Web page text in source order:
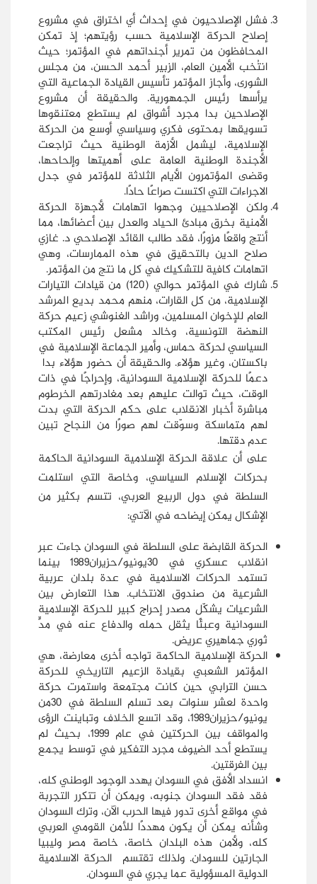
فشل الإصلاحيون في إحداث أي اختراق في مشروع
إصلاح الحركة الإسلامية حسب رؤيتهم؛ إذ تمكن
المحافظون من تمرير أجنداتهم في المؤتمر؛ حيث
انتُخب الأمين العام، الزبير أحمد الحسن، من مجلس
الشورى، وأجاز المؤتمر تأسيس القيادة الجماعية التي
يرأسها رئيس الجمهورية. والحقيقة أن مشروع
الإصلاحين بدا مجرد أشواق لم يستطع معتنقوها
تسويقها بمحتوى فكري وسياسي أوسع من الحركة
الإسلامية، ليشمل الأزمة الوطنية حيث تراجعت
الأجندة الوطنية العامة على أهميتها وإلحاحها،
وقضى المؤتمرون الأيام الثلاثة للمؤتمر في جدل
الاجراءات التي اكتست صراعًا حادًا.
ولكن الإصلاحيين وجهوا اتهامات لأجهزة الحركة
الأمنية بخرق مبادئ الحياد والعدل بين أعضائها، مما
أنتج واقعًا مزورًا، فقد طالب القائد الإصلاحي د. غازي
صلاح الدين بالتحقيق في هذه الممارسات، وهي
اتهامات كافية للتشكيك في كل ما نتج من المؤتمر.
شارك في المؤتمر حوالي (120) من قيادات التيارات
الإسلامية، من كل القارات، منهم محمد بديع المرشد
العام للإخوان المسلمين، وراشد الغنوشي زعيم حركة
النهضة التونسية، وخالد مشعل رئيس المكتب
السياسي لحركة حماس، وأمير الجماعة الإسلامية في
باكستان، وغير هؤلاء. والحقيقة أن حضور هؤلاء بدا
دعمًا للحركة الإسلامية السودانية، وإحراجًا في ذات
الوقت، حيث توالت عليهم بعد مغادرتهم الخرطوم
مباشرة أخبار الانقلاب على حكم الحركة التي بدت
لهم متماسكة وسوّقت لهم صورًا من النجاح تبين
عدم دقتها.
على أن علاقة الحركة الإسلامية السودانية الحاكمة
بحركات الإسلام السياسي، وخاصة التي استلمت
السلطة في دول الربيع العربي، تتسم بكثير من
الإشكال يمكن إيضاحه في الآتي:
الحركة القابضة على السلطة في السودان جاءت عبر
انقلاب عسكري في 30يونيو/حزيران1989 بينما
تستمد الحركات الاسلامية في عدة بلدان عربية
الشرعية من صندوق الانتخاب. هذا التعارض بين
الشرعيات يشكّل مصدر إحراج كبير للحركة الإسلامية
السودانية وعبئًا يثقل حمله والدفاع عنه في مدٍّ
ثوري جماهيري عريض.
الحركة الإسلامية الحاكمة تواجه أخرى معارضة، هي
المؤتمر الشعبي بقيادة الزعيم التاريخي للحركة
حسن الترابي حين كانت مجتمعة واستمرت حركة
واحدة لعشر سنوات بعد تسلم السلطة في 30من
يونيو/حزيران1989، وقد اتسع الخلاف وتباينت الرؤى
والمواقف بين الحركتين في عام 1999، بحيث لم
يستطع أحد الضيوف مجرد التفكير في توسط يجمع
بين الفرقتين.
انسداد الأفق في السودان يهدد الوجود الوطني كله،
فقد فقد السودان جنوبه، ويمكن أن تتكرر التجربة
في مواقع أخرى تدور فيها الحرب الآن، وترك السودان
وشأنه يمكن أن يكون مهددًا للأمن القومي العربي
كله، ولأمن هذه البلدان خاصة، خاصة مصر وليبيا
الجارتين للسودان. ولذلك تقتسم الحركة الاسلامية
الدولية المسؤولية عما يجري في السودان.